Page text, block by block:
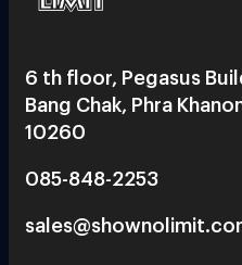
6 th floor, Pegasus
Bang Chak, Phra
10260
085-848-2253